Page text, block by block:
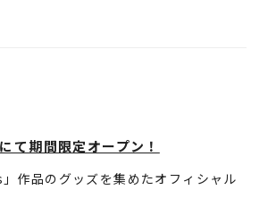
期間限定オープン！
作品のグッズを集めたオフィシャル